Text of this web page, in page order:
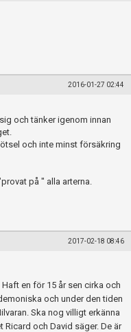
2016-01-27 02:44
och tänker igenom innan
och inte minst försäkring
på " alla arterna.
2017-02-18 08:46
en för 15 år sen cirka och
och under den tiden
Ska nog villigt erkänna
och David säger. De är